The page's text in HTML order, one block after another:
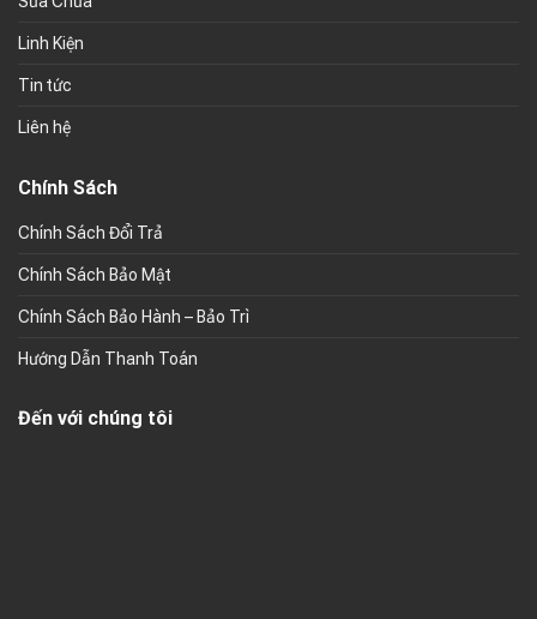
Linh Kiện
Tin tức
Liên hệ
Chính Sách
Chính Sách Đổi Trả
Chính Sách Bảo Mật
Chính Sách Bảo Hành – Bảo Trì
Hướng Dẫn Thanh Toán
Đến với chúng tôi